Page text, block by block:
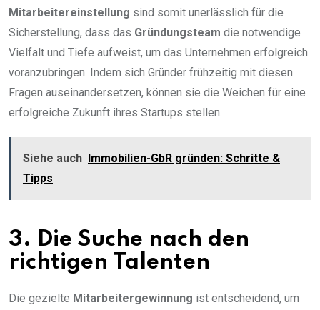
Mitarbeitereinstellung sind somit unerlässlich für die
Sicherstellung, dass das Gründungsteam die notwendige
Vielfalt und Tiefe aufweist, um das Unternehmen erfolgreich
voranzubringen. Indem sich Gründer frühzeitig mit diesen
Fragen auseinandersetzen, können sie die Weichen für eine
erfolgreiche Zukunft ihres Startups stellen.
Siehe auch Immobilien-GbR gründen: Schritte &
Tipps
3. Die Suche nach den
richtigen Talenten
Die gezielte Mitarbeitergewinnung ist entscheidend, um